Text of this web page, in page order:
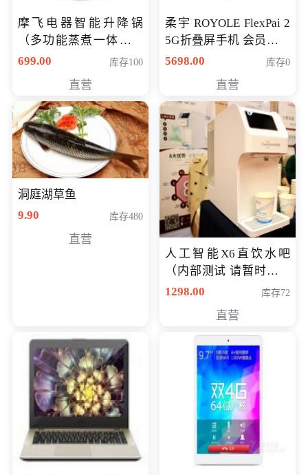
摩飞电器智能升降锅
（多功能蒸煮一体锅）
（智能升降养生锅） 会
699.00 库存100
直营
柔宇 ROYOLE FlexPai 2
5G折叠屏手机 会员专享
购买价格 4998元
5698.00 库存0
直营
洞庭湖草鱼
9.90
库存480
直营
人工智能X6直饮水吧
（内部测试 请暂时不要
购买）
1298.00 库存72
直营